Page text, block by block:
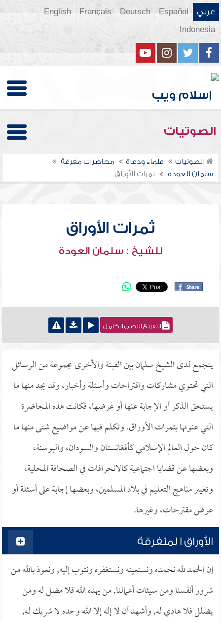
عربي Español
Deutsch
Français
English
Indonesia
الصوتيات
الصوتيات علماء ودعاة
محاضرات مفرغة
سلمان العودة
ثمرات الأوراق
ثمرات الأوراق
للشيخ : سلمان العودة
التفريغ النصي الكامل
يتجمع لدى الشيخ سلمان بين الفينة والأخرى مجموعة من الرسائل
التي تحتوي مشاركات واقتراحات وأسئلة وأخبار، وقد يجد منها ما
يستحق الذكر أو الإجابة عنها أو عرضها، فكانت هذه المحاضرة
التي عنونها بثمرات الأوراق. وتكلم فيها عن مواضيع شتى منها ما
كان حول العالم الإسلامي كأفغانستان والسودان، والبوسنة،
وبعضها عن قضايا اجتماعية كالانحرافات في الصحافة المحلية،
وتغيير مناهج التعليم في بلاد المسلمين، وبعضها إجابة على أسئلة أو
عرض مقترحات، وغيرها.
الأوراق ا لمتفرقة
إن الحمد لله نحمده ونستعينه ونستغفره ونتوب إليه, ونعوذ بالله من
شرور أنفسنا ومن سيئات أعمالنا, من يهده الله فلا مضل له ومن
يضلل فلا هادي له, وأشهد أن لا إله إلا الله وحده لا شريك له,